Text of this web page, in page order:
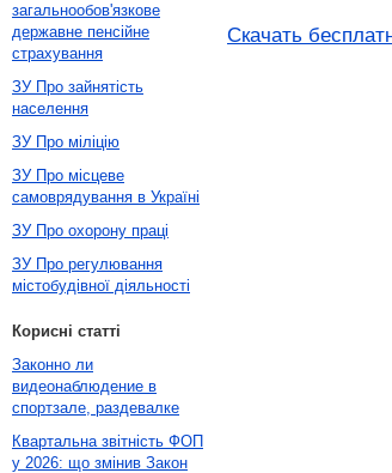
Скачать
загальнообов'язкове
державне пенсійне
страхування
ЗУ Про зайнятість
населення
ЗУ Про міліцію
ЗУ Про місцеве
самоврядування в Україні
ЗУ Про охорону праці
ЗУ Про регулювання
містобудівної діяльності
Корисні статті
Законно ли
видеонаблюдение в
спортзале, раздевалке
Квартальна звітність ФОП
у 2026: що змінив Закон